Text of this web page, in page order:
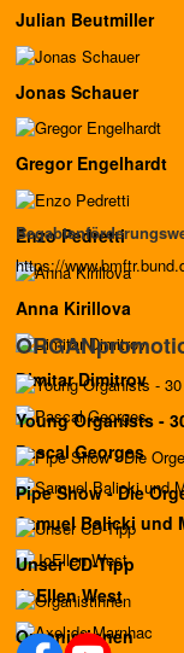
Julian Beutmiller
Jonas Schauer
Gregor Engelhardt
Enzo Pedretti
Anna Kirillova
Dimitar Dimitrov
Pascal Georges
Samuel Balicki und
JoEllen West
https://
Young Organists -
Pipe Show - Die
Unser CD-Tipp
Organistinnen